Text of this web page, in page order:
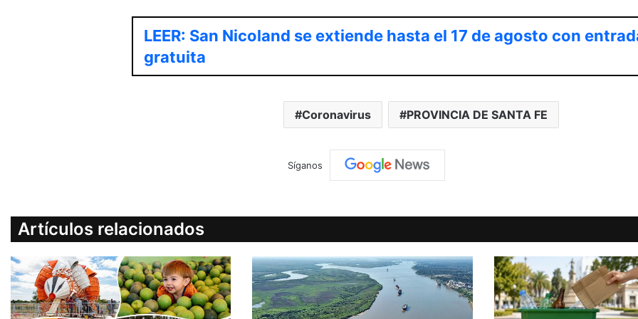
LEER: San Nicoland se extiende hasta el 17 de agosto con
gratuita
Coronavirus PROVINCIA DE SANTA FE
Síganos
Artículos relacionados